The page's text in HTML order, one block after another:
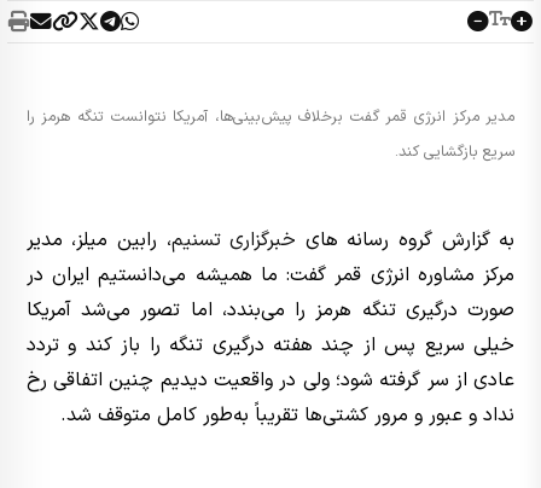
مدیر مرکز انرژی قمر گفت برخلاف پیش‌بینی‌ها، آمریکا نتوانست تنگه هرمز را
سریع بازگشایی کند.
به گزارش گروه رسانه های خبرگزاری تسنیم، رابین میلز، مدیر
مرکز مشاوره انرژی قمر گفت: ما همیشه می‌دانستیم ایران در
صورت درگیری تنگه هرمز را می‌بندد، اما تصور می‌شد آمریکا
خیلی سریع پس از چند هفته درگیری تنگه را باز کند و تردد
عادی از سر گرفته شود؛ ولی در واقعیت دیدیم چنین اتفاقی رخ
نداد و عبور و مرور کشتی‌ها تقریباً به‌طور کامل متوقف شد.